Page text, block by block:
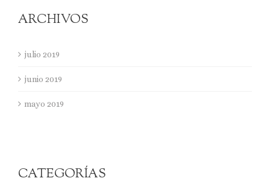
ARCHIVOS
julio 2019
junio 2019
mayo 2019
CATEGORÍAS